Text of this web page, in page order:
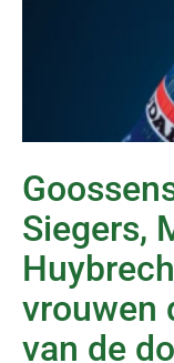
Siegers,
vrouwen
van de